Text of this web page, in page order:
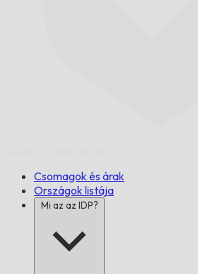
Csomagok és árak
Országok listája
Mi az az IDP?